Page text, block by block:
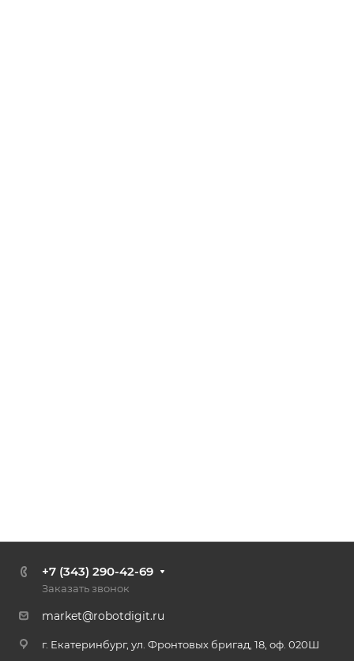
+7 (343) 290-42-69
Заказать звонок
market@robotdigit.ru
г. Екатеринбург, ул. Фронтовых бригад, 18, оф. 020Ш